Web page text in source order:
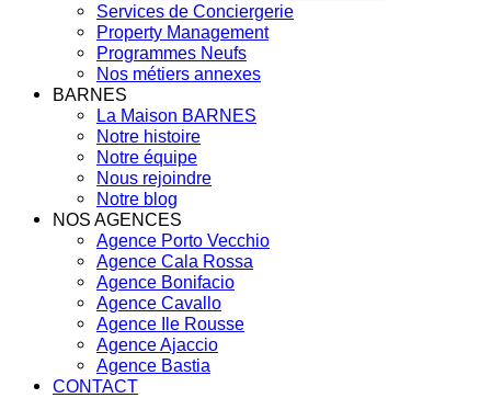
Services de Conciergerie
Property Management
Programmes Neufs
Nos métiers annexes
BARNES
La Maison BARNES
Notre histoire
Notre équipe
Nous rejoindre
Notre blog
NOS AGENCES
Agence Porto Vecchio
Agence Cala Rossa
Agence Bonifacio
Agence Cavallo
Agence Ile Rousse
Agence Ajaccio
Agence Bastia
CONTACT